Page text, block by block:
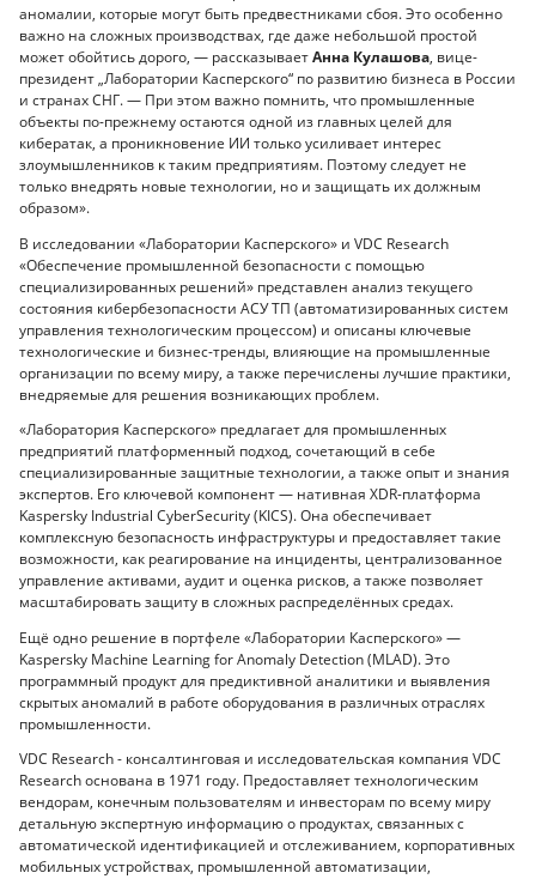
аномалии, которые могут быть предвестниками сбоя. Это особенно
важно на сложных производствах, где даже небольшой простой
может обойтись дорого, — рассказываетАнна Кулашова, вице-
президент „Лаборатории Касперского“ по развитию бизнеса в России
и странах СНГ. — При этом важно помнить, что промышленные
объекты по-прежнему остаются одной из главных целей для
кибератак, а проникновение ИИ только усиливает интерес
злоумышленников к таким предприятиям. Поэтому следует не
только внедрять новые технологии, но и защищать их должным
образом».
В исследовании «Лаборатории Касперского» и VDC Research
«Обеспечение промышленной безопасности с помощью
специализированных решений» представлен анализ текущего
состояния кибербезопасности АСУ ТП (автоматизированных систем
управления технологическим процессом) и описаны ключевые
технологические и бизнес-тренды, влияющие на промышленные
организации по всему миру, а также перечислены лучшие практики,
внедряемые для решения возникающих проблем.
«Лаборатория Касперского» предлагает для промышленных
предприятий платформенный подход, сочетающий в себе
специализированные защитные технологии, а также опыт и знания
экспертов. Его ключевой компонент — нативная XDR-платформа
Kaspersky Industrial CyberSecurity (KICS). Она обеспечивает
комплексную безопасность инфраструктуры и предоставляет такие
возможности, как реагирование на инциденты, централизованное
управление активами, аудит и оценка рисков, а также позволяет
масштабировать защиту в сложных распределённых средах.
Ещё одно решение в портфеле «Лаборатории Касперского» —
Kaspersky Machine Learning for Anomaly Detection (MLAD). Это
программный продукт для предиктивной аналитики и выявления
скрытых аномалий в работе оборудования в различных отраслях
промышленности.
VDC Research - консалтинговая и исследовательская компания VDC
Research основана в 1971 году. Предоставляет технологическим
вендорам, конечным пользователям и инвесторам по всему миру
детальную экспертную информацию о продуктах, связанных с
автоматической идентификацией и отслеживанием, корпоративных
мобильных устройствах, промышленной автоматизации,